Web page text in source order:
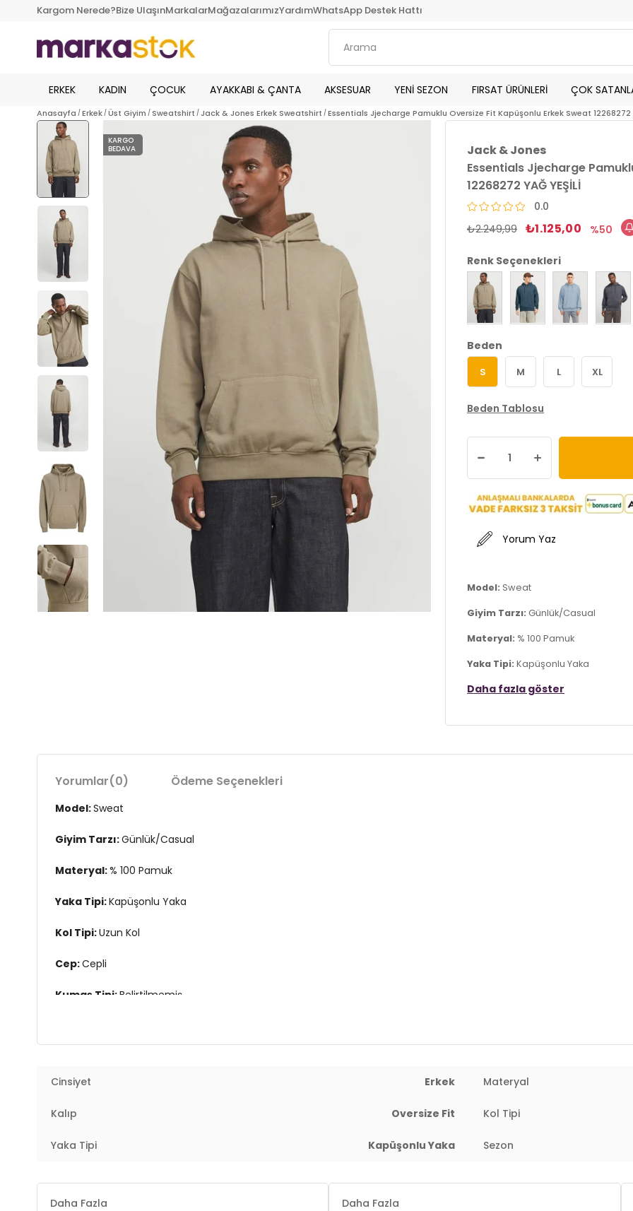
Kargom Nerede?Bize UlaşınMarkalarMağazalarımızYardımWhatsApp Destek Hattı
ERKEK KADIN ÇOCUK AYAKKABI & ÇANTA AKSESUAR YENİ SEZON FIRSAT ÜRÜNLERİ ÇOK
Anasayfa Erkek Üst Giyim Sweatshirt Jack & Jones Erkek Sweatshirt Essentials Jjecharge Pamuklu Oversize Fit Kapüşonlu Erkek Sweat 12268272
KARGO
BEDAVA
Jack & Jones
Essentials Jjecharge
12268272 YAĞ YEŞİLİ
0.0
₺2.249,99 ₺1.125,00 50
Renk Seçenekleri
Beden
S M L XL
Beden Tablosu
Yorum Yaz
Model: Sweat
Giyim Tarzı: Günlük/Casual
Materyal: % 100 Pamuk
Yaka Tipi: Kapüşonlu Yaka
Kol Tipi:Uzun Kol
Daha fazla göster
Yorumlar(0) Ödeme Seçenekleri
Model:Sweat
Giyim Tarzı:Günlük/Casual
Materyal:% 100 Pamuk
Yaka Tipi:Kapüşonlu Yaka
Kol Tipi:Uzun Kol
Cep:Cepli
Kumaş Tipi:Belirtilmemiş
Yaş Grubu:
Menşei:
Cinsiyet Erkek Materyal
Kalıp Oversize Fit Kol Tipi
Yaka Tipi Kapüşonlu Yaka Sezon
Daha Fazla
Daha Fazla